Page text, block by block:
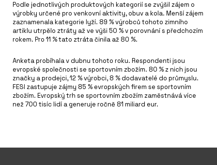
Podle jednotlivých produktových kategorií se zvýšil zájem o
výrobky určené pro venkovní aktivity, obuv a kola. Menší zájem
zaznamenala kategorie lyží. 89 % výrobců tohoto zimního
artiklu utrpělo ztráty až ve výši 50 % v porovnání s předchozím
rokem. Pro 11 % tato ztráta činila až 80 %.
Anketa probíhala v dubnu tohoto roku. Respondenti jsou
evropské společnosti se sportovním zbožím. 80 % z nich jsou
značky a prodejci, 12 % výrobci, 8 % dodavatelé do průmyslu.
FESI zastupuje zájmy 85 % evropských firem se sportovním
zbožím. Evropský trh se sportovním zbožím zaměstnává více
než 700 tisíc lidí a generuje ročně 81 miliard eur.